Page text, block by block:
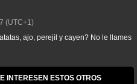
(UTC+1)
ajo, perejil y cayen? No le llames
INTERESEN ESTOS OTROS